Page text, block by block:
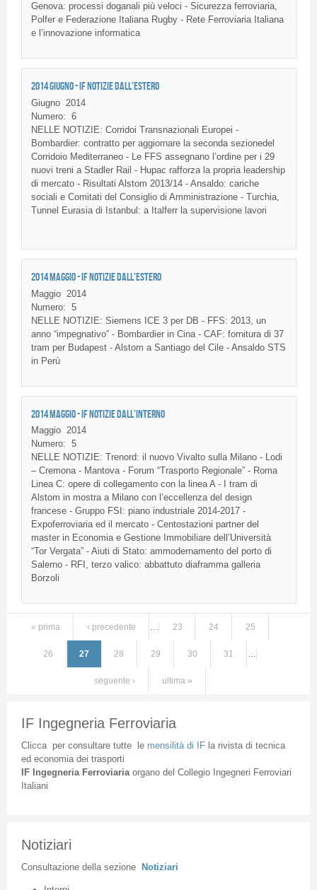
Genova: processi doganali più veloci - Sicurezza ferroviaria,
Polfere Federazione ItalianaRugby - Rete Ferroviaria Italiana
e l’innovazione informatica
2014 GIUGNO - IF NOTIZIE DALL'ESTERO
Giugno 2014
Numero: 6
NELLE NOTIZIE: Corridoi Transnazionali Europei -
Bombardier: contrattoper aggiornarela seconda sezionedel
Corridoio Mediterraneo- Le FFS assegnano l’ordineper i 29
nuovi treni a StadlerRail - Hupac rafforzala proprialeadership
di mercato- Risultati Alstom 2013/14 - Ansaldo: cariche
sociali e Comitati del Consiglio di Amministrazione- Turchia,
Tunnel Eurasia di Istanbul: a Italferrla supervisione lavori
2014 MAGGIO - IF NOTIZIE DALL'ESTERO
Maggio
2014
Numero: 5
NELLE NOTIZIE: Siemens ICE 3 per DB - FFS: 2013, un
anno “impegnativo” - Bombardier in Cina - CAF: fornitura di 37
tram per Budapest - Alstom a Santiago del Cile - Ansaldo STS
in Perù
2014 MAGGIO - IF NOTIZIE DALL'INTERNO
Maggio 2014
Numero: 5
NELLE NOTIZIE: Trenord: il nuovo Vivalto sulla Milano - Lodi
– Cremona - Mantova - Forum “Trasporto Regionale” - Roma
Linea C: opere di collegamento con la linea A - I tram di
Alstom in mostra a Milano con l’eccellenza del design
francese - Gruppo FSI: piano industriale 2014-2017 -
Expoferroviaria ed il mercato - Centostazioni partner del
master in Economia e Gestione Immobiliare dell’Università
“Tor Vergata” - Aiuti di Stato: ammodernamento del porto di
Salerno - RFI, terzo valico: abbattuto diaframma galleria
Borzoli
Pagine
« prima ‹ precedente … 23 24 25
26 27 28 29 30 31 …
seguente › ultima »
IF Ingegneria Ferroviaria
Cliccaper consultare tuttele mensilità di IFla rivista di tecnica
ed economia dei trasporti
IF Ingegneria Ferroviaria organodel Collegio Ingegneri Ferroviari
Italiani
Notiziari
Consultazione della sezione Notiziari